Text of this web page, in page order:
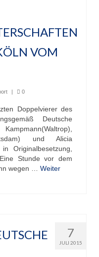
VOM
| 0
Doppelvierer des
Deutsche
und Alicia
Originalbesetzung,
Stunde vor dem
wegen … Weiter
7
JULI 2015